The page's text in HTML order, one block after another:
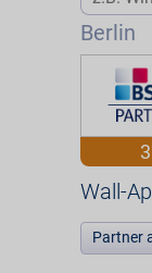
0800
Berlin
Wall-
Partner